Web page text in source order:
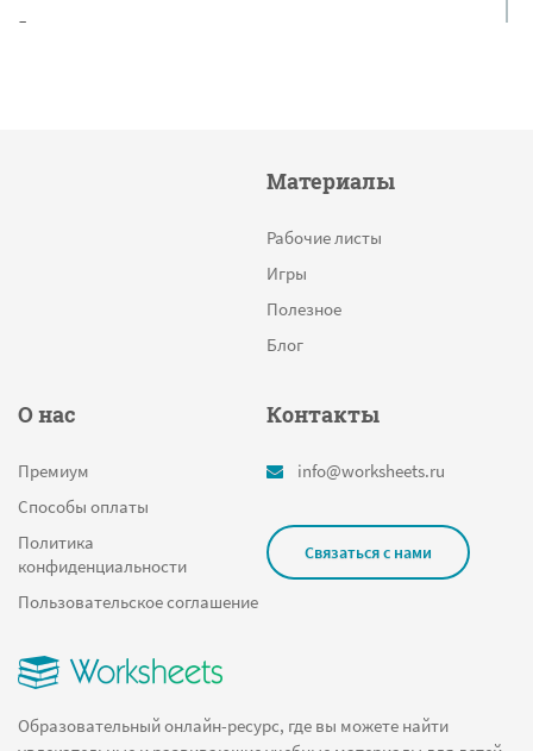
Германия
Звуковой анализ
Найди и посчитай
Рыбалка
Сколько падежей в русском языке и какие
Лиса
Арабские числа
Определи неизвестный множитель
Матрица
Образовательный онлайн-ресурс, где вы можете найти
Материалы
Рабочие листы
Игры
Полезное
Блог
О нас
Премиум
Способы оплаты
Политика
конфиденциальности
Пользовательское соглашение
Контакты
info@worksheets.ru
Связаться с нами